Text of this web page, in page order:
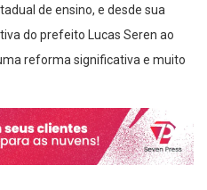
de ensino, e desde sua
do prefeito Lucas Seren ao
reforma significativa e muito